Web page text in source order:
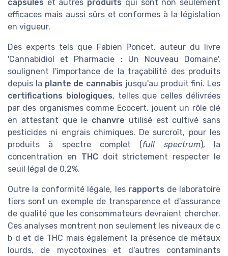
capsules et autres produits qui sont non seulement
efficaces mais aussi sûrs et conformes à la législation
en vigueur.
Des experts tels que Fabien Poncet, auteur du livre
'Cannabidiol et Pharmacie : Un Nouveau Domaine',
soulignent l'importance de la traçabilité des produits
depuis la plante de cannabis jusqu'au produit fini. Les
certifications biologiques, telles que celles délivrées
par des organismes comme Ecocert, jouent un rôle clé
en attestant que le chanvre utilisé est cultivé sans
pesticides ni engrais chimiques. De surcroît, pour les
produits à spectre complet (full spectrum), la
concentration en THCdoit strictement respecter le
seuil légal de 0,2%.
Outre la conformité légale, les rapports de laboratoire
tiers sont un exemple de transparence et d'assurance
de qualité que les consommateurs devraient chercher.
Ces analyses montrent non seulement les niveaux de c
b d et de THC mais également la présence de métaux
lourds, de mycotoxines et d'autres contaminants